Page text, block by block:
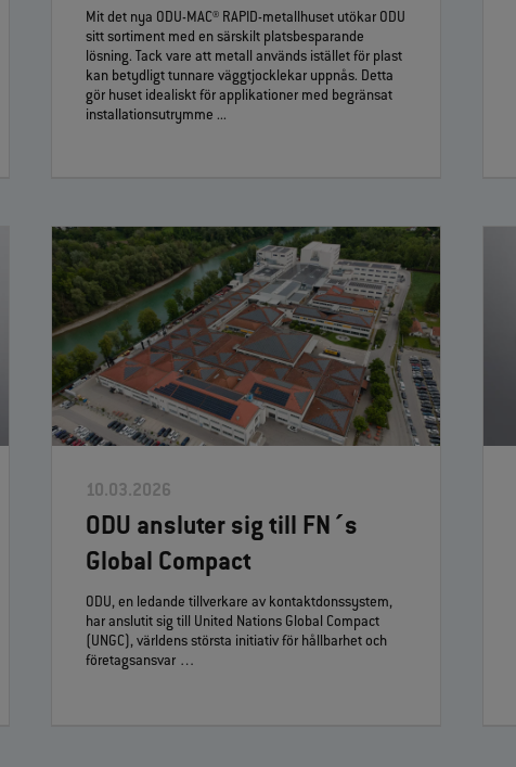
Mit det nya ODU-MAC® RAPID-metallhuset utökar ODU
sitt sortiment med en särskilt platsbesparande
lösning. Tack vare att metall används istället för plast
kan betydligt tunnare väggtjocklekar uppnås. Detta
gör huset idealiskt för applikationer med begränsat
installationsutrymme ...
10.03.2026
ODU ansluter sig till FN´s
Global Compact
ODU, en ledande tillverkare av kontaktdonssystem,
har anslutit sig till United Nations Global Compact
(UNGC), världens största initiativ för hållbarhet och
företagsansvar …